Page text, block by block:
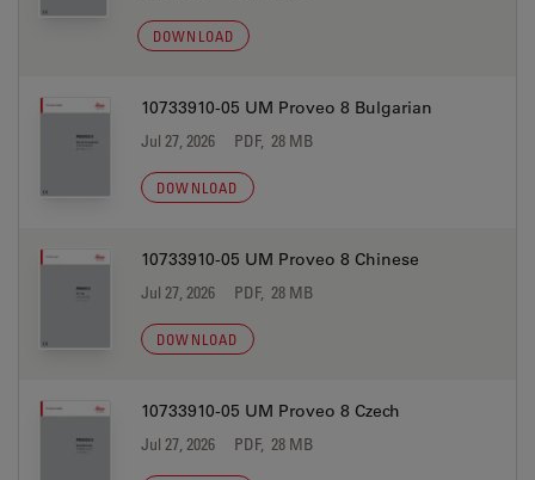
DOWNLOAD
10733910-05 UM Proveo 8 Bulgarian
Jul 27, 2026 PDF, 28 MB
DOWNLOAD
10733910-05 UM Proveo 8 Chinese
Jul 27, 2026 PDF, 28 MB
DOWNLOAD
10733910-05 UM Proveo 8 Czech
Jul 27, 2026 PDF, 28 MB